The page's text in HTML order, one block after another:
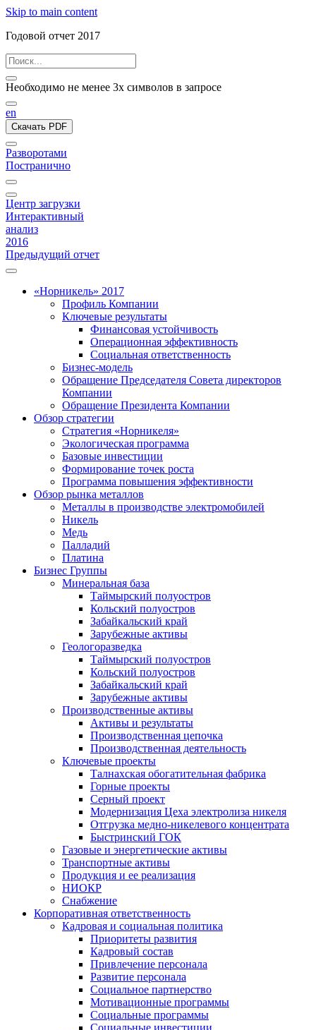
Skip to main content
Годовой отчет 2017
Необходимо не менее 3х символов в запросе
en
Скачать PDF
Разворотами
Постранично
Центр загрузки
Интерактивный
анализ
2016
Предыдущий отчет
«Норникель» 2017
Профиль Компании
Ключевые результаты
Финансовая устойчивость
Операционная эффективность
Социальная ответственность
Бизнес-модель
Обращение Председателя Совета директоров
Компании
Обращение Президента Компании
Обзор стратегии
Стратегия «Норникеля»
Экологическая программа
Базовые инвестиции
Формирование точек роста
Программа повышения эффективности
Обзор рынка металлов
Металлы в производстве электромобилей
Никель
Медь
Палладий
Платина
Бизнес Группы
Минеральная база
Таймырский полуостров
Кольский полуостров
Забайкальский край
Зарубежные активы
Геологоразведка
Таймырский полуостров
Кольский полуостров
Забайкальский край
Зарубежные активы
Производственные активы
Активы и результаты
Производственная цепочка
Производственная деятельность
Ключевые проекты
Талнахская обогатительная фабрика
Горные проекты
Серный проект
Модернизация Цеха электролиза никеля
Отгрузка медно-никелевого концентрата
Быстринский ГОК
Газовые и энергетические активы
Транспортные активы
Продукция и ее реализация
НИОКР
Снабжение
Корпоративная ответственность
Кадровая и социальная политика
Приоритеты развития
Кадровый состав
Привлечение персонала
Развитие персонала
Социальное партнерство
Мотивационные программы
Социальные программы
Социальные инвестиции